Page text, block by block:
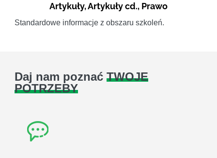
Artykuły,Artykuły cd., Prawo
Standardowe informacje z obszaru szkoleń.
Daj nam poznać TWOJE
POTRZEBY